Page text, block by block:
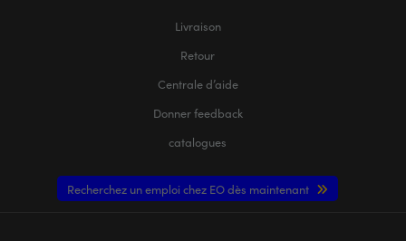
Livraison
Retour
Centrale d’aide
Donner feedback
catalogues
Recherchez un emploi chez EO dès maintenant